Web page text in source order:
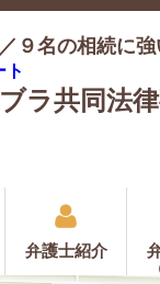
９名の相続に
ト
ラ共同法
弁護士紹介